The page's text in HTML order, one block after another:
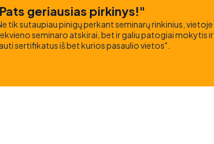
geriausias pirkinys!"
tik sutaupiau pinigų perkant seminarų rinkinius, vietoje
seminaro atskirai, bet ir galiu patogiai mokytis ir
sertifikatus iš bet kurios pasaulio vietos".